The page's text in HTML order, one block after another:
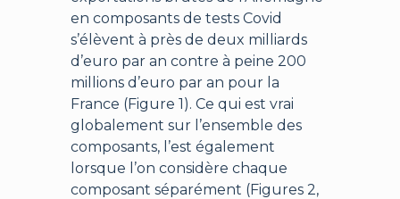
en composants de tests Covid
s’élèvent à près de deux milliards
d’euro par an contre à peine 200
millions d’euro par an pour la
France (Figure 1). Ce qui est vrai
globalement sur l’ensemble des
composants, l’est également
lorsque l’on considère chaque
composant séparément (Figures 2,